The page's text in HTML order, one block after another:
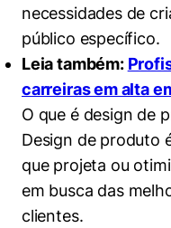
Sustentabilidade
necessidades de
público específico.
Leia também:
carreiras em alta
O que é design de
Design de produto
que projeta ou
em busca das
clientes.